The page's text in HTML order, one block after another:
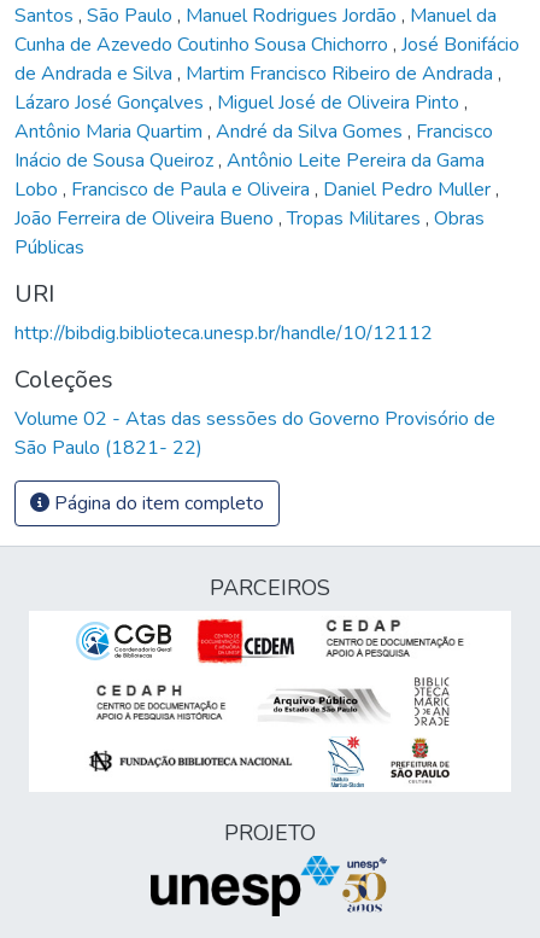
Santos , São Paulo , Manuel Rodrigues Jordão , Manuel da
Cunha de Azevedo Coutinho Sousa Chichorro , José Bonifácio
de Andrada e Silva , Martim Francisco Ribeiro de Andrada ,
Lázaro José Gonçalves , Miguel José de Oliveira Pinto ,
Antônio Maria Quartim , André da Silva Gomes , Francisco
Inácio de Sousa Queiroz, Antônio Leite Pereira da Gama
Lobo , Francisco de Paula e Oliveira , Daniel Pedro Muller,
João Ferreira de Oliveira Bueno ,Tropas Militares , Obras
Públicas
URI
http://bibdig.biblioteca.unesp.br/handle/10/12112
Coleções
Volume 02 - Atas das sessões do Governo Provisório de
São Paulo (1821- 22)
Página do item completo
PARCEIROS
PROJETO